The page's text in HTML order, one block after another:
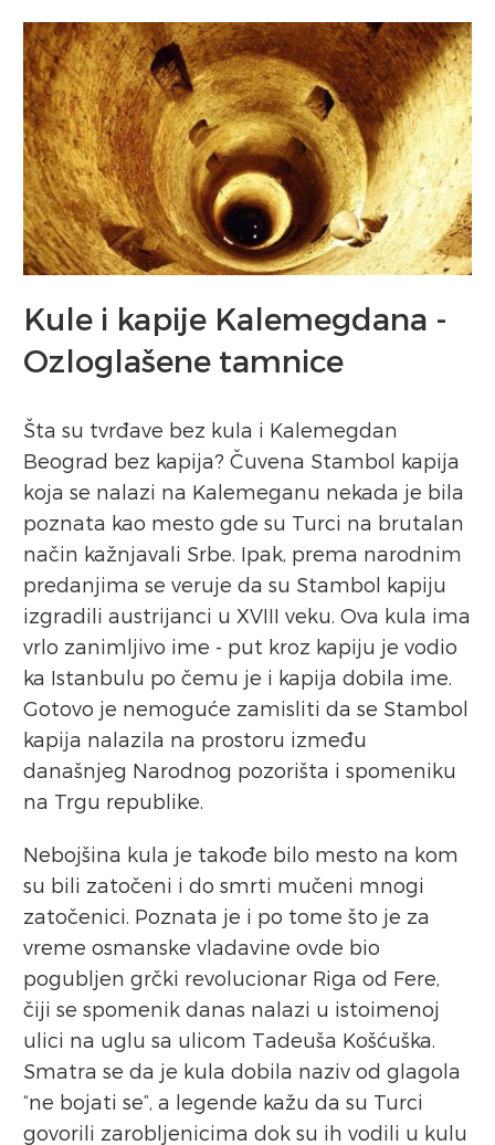
Kule i kapije Kalemegdana -
Ozloglašene tamnice
Šta su tvrđave bez kula i Kalemegdan
Beograd bez kapija? Čuvena Stambol kapija
koja se nalazi na Kalemeganu nekada je bila
poznata kao mesto gde su Turci na brutalan
način kažnjavali Srbe. Ipak, prema narodnim
predanjima se veruje da su Stambol kapiju
izgradili austrijanci u XVIII veku. Ova kula ima
vrlo zanimljivo ime - put kroz kapiju je vodio
ka Istanbulu po čemu je i kapija dobila ime.
Gotovo je nemoguće zamisliti da se Stambol
kapija nalazila na prostoru između
današnjeg Narodnog pozorišta i spomeniku
na Trgu republike.
Nebojšina kula je takođe bilo mesto na kom
su bili zatočeni i do smrti mučeni mnogi
zatočenici. Poznata je i po tome što je za
vreme osmanske vladavine ovde bio
pogubljen grčki revolucionar Riga od Fere,
čiji se spomenik danas nalazi u istoimenoj
ulici na uglu sa ulicom Tadeuša Košćuška.
Smatra se da je kula dobila naziv od glagola
“ne bojati se”, a legende kažu da su Turci
govorili zarobljenicima dok su ih vodili u kulu